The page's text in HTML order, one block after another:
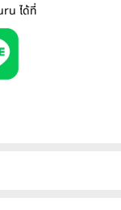
ได้ที่